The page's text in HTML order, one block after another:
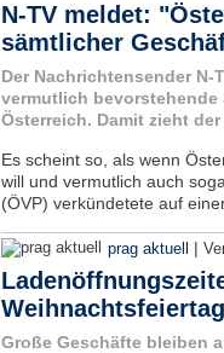
N-TV meldet:
sämtlicher
Der Nachrichtensender N-
vermutlich
Österreich. Damit zieht
Es scheint so, als wenn
will und vermutlich auch
(ÖVP) verkündetete auf
prag aktuell |
Große Geschäfte bleiben